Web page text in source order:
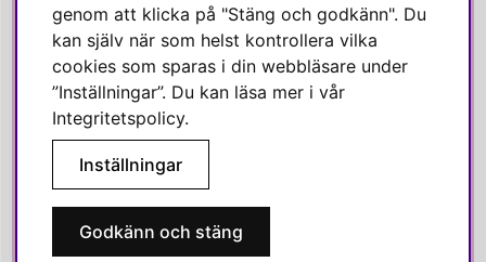
SVENSKA HEM
Varmt välkommen till Svenska Hem!
Vi värdesätter våra kunder högt och finns här för att hjälpa dig
om du har några frågor eller vill ha inspiration.
010-35 00 610
Våra butiker
genom att klicka på "Stäng och godkänn". Du
kan själv när som helst kontrollera vilka
cookies som sparas i din webbläsare under
”Inställningar”. Du kan läsa mer i vår
Integritetspolicy.
Inställningar
Godkänn och stäng